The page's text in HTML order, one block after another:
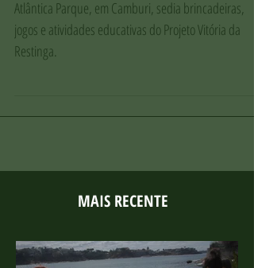
brincadeiras e educação ambiental
Atlântica Parque, em Camburi, sedia brincadeiras,
MAIS RECENTE